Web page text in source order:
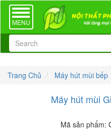
TOGGLE
NAVIGATION
MENU
Trang Chủ Máy hút mùi bếp
Máy hút mùi
Mã sản phẩm: